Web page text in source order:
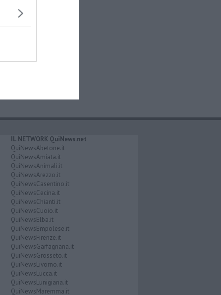
IL NETWORK QuiNews.net
QuiNewsAbetone.it
QuiNewsAmiata.it
QuiNewsAnimali.it
QuiNewsArezzo.it
QuiNewsCasentino.it
QuiNewsCecina.it
QuiNewsChianti.it
QuiNewsCuoio.it
QuiNewsElba.it
QuiNewsEmpolese.it
QuiNewsFirenze.it
QuiNewsGarfagnana.it
QuiNewsGrosseto.it
QuiNewsLivorno.it
QuiNewsLucca.it
QuiNewsLunigiana.it
QuiNewsMaremma.it